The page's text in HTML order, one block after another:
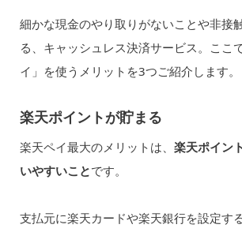
細かな現金のやり取りがないことや非接
る、キャッシュレス決済サービス。ここ
イ」を使うメリットを3つご紹介します。
楽天ポイントが貯まる
楽天ペイ最大のメリットは、 楽天ポイン
いやすいことです。
支払元に楽天カードや楽天銀行を設定す